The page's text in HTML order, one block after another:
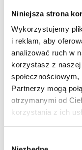
Niniejsza strona
Wykorzystujemy
i reklam, aby
analizować ruch w
korzystasz z
Partnerzy mogą
otrzymanymi od
korzystania z ich
DKS Sp. z o.o.
ul. Energetyczna 15
80-180 Kowale
NIP: 583-27-90-417
KRS: 0000099557
REGON: 190917946
Social media
Szybkie menu
O nas